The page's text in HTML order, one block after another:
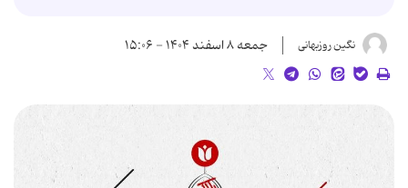
نگین روزبهانی جمعه ۸ اسفند ۱۴۰۴ - ۱۵:۰۶